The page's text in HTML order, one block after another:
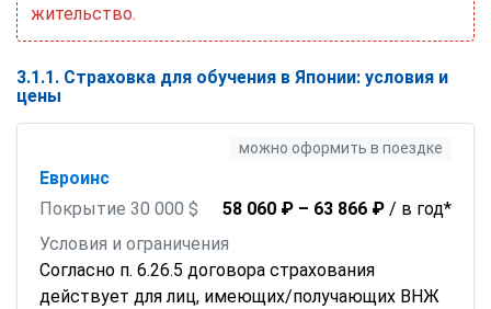
жительство.
3.1.1. Страховка для обучения в Японии: условия и
цены
можно оформить в поездке
Евроинс
58 060 ₽ – 63 866 ₽ / в год*
Покрытие 30 000 $
Согласно п. 6.26.5 договора страхования
действует для лиц, имеющих/получающих ВНЖ
Условия и ограничения